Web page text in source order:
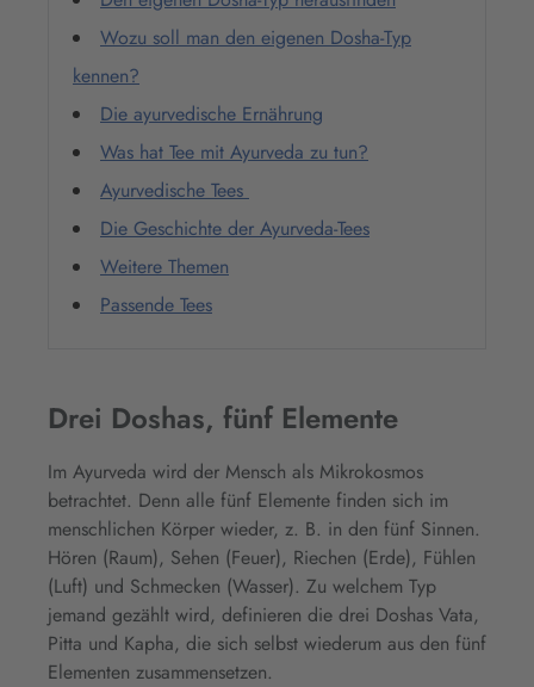
Wozu soll man den eigenen Dosha-Typ
kennen?
Die ayurvedische Ernährung
Was hat Tee mit Ayurveda zu tun?
Ayurvedische Tees
Die Geschichte der Ayurveda-Tees
Weitere Themen
Passende Tees
Drei Doshas, fünf Elemente
Im Ayurveda wird der Mensch als Mikrokosmos
betrachtet. Denn alle fünf Elemente finden sich im
menschlichen Körper wieder, z. B. in den fünf Sinnen.
Hören (Raum), Sehen (Feuer), Riechen (Erde), Fühlen
(Luft) und Schmecken (Wasser). Zu welchem Typ
jemand gezählt wird, definieren die drei Doshas Vata,
Pitta und Kapha, die sich selbst wiederum aus den fünf
Elementen zusammensetzen.